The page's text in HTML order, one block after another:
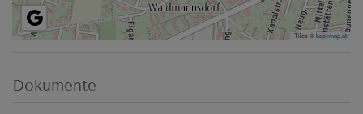
Tiles ©basemap.at
Dokumente